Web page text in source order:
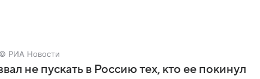
© РИА Новости
не пускать в Россию тех, кто ее покинул